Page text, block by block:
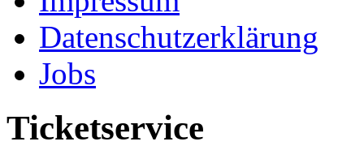
Datenschutzerklärung
Jobs
Ticketservice